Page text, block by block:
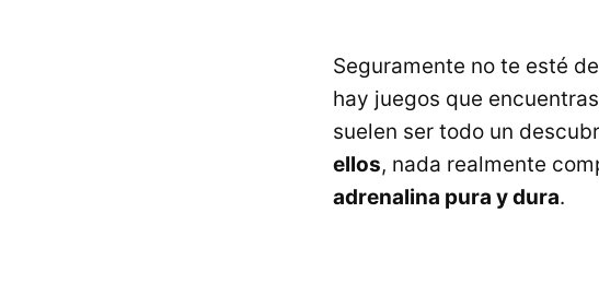
Seguramente no te esté
hay juegos que
suelen ser todo un
ellos, nada realmente
adrenalina pura y dura.